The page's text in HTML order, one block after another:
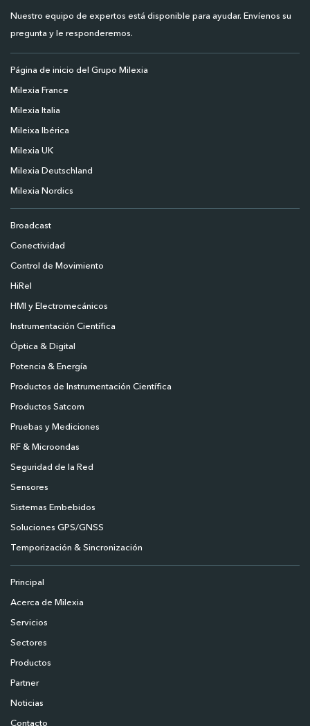
Nuestro equipo de expertos está disponible para ayudar. Envíenos su
pregunta y le responderemos.
Página de inicio del Grupo Milexia
Milexia France
Milexia Italia
Mileixa Ibérica
Milexia UK
Milexia Deutschland
Milexia Nordics
Broadcast
Conectividad
Control de Movimiento
HiRel
HMI y Electromecánicos
Instrumentación Científica
Óptica & Digital
Potencia & Energía
Productos de Instrumentación Científica
Productos Satcom
Pruebas y Mediciones
RF & Microondas
Seguridad de la Red
Sensores
Sistemas Embebidos
Soluciones GPS/GNSS
Temporización & Sincronización
Principal
Acerca de Milexia
Servicios
Sectores
Productos
Partner
Noticias
Contacto